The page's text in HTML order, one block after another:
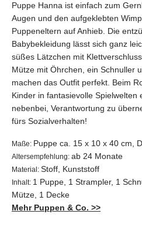
Puppe Hanna ist einfach zum
Augen und den aufgeklebten
Puppeneltern auf Anhieb. Die
Babybekleidung lässt sich ganz
süßes Lätzchen mit
Mütze mit Öhrchen, ein Schnuller
machen das Outfit perfekt. Beim
Kinder in fantasievolle Spielwelten
nebenbei, Verantwortung zu
fürs Sozialverhalten!
Maße: Puppe ca. 15 x 10 x 40 cm,
Altersempfehlung: ab 24 Monate
Material: Stoff, Kunststoff
Inhalt: 1 Puppe, 1 Strampler, 1
Mütze, 1 Decke
Mehr Puppen & Co. >>